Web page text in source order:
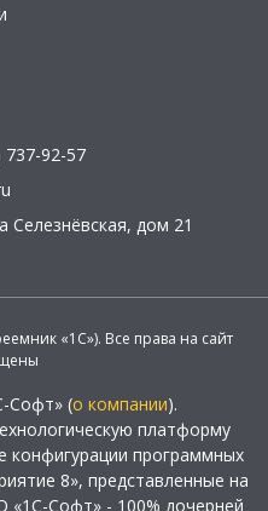
737-92-57
Селезнёвская, дом 21
«1С»). Все права на сайт
Софт» (о компании).
платформу
конфигурации программных
8», представленные на
Софт» - 100% дочерней